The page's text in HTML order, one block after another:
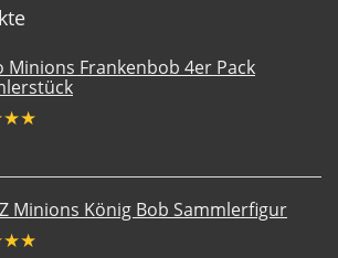
Minions Frankenbob 4er Pack
★★
Minions König Bob Sammlerfigur
★★